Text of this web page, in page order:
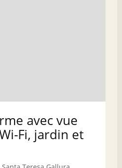
avec vue
Fi, jardin et